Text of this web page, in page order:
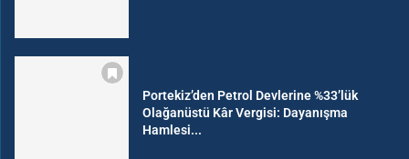
Portekiz’den Petrol Devlerine %33’lük
Olağanüstü Kâr Vergisi: Dayanışma
Hamlesi...